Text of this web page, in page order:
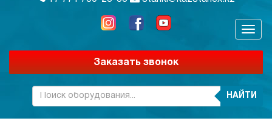
Заказать звонок
НАЙТИ